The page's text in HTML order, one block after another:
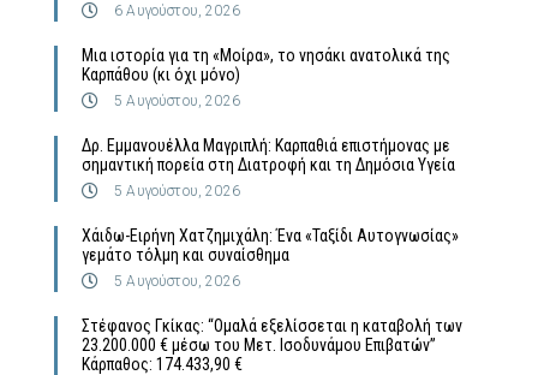
6 Αυγούστου, 2026
Μια ιστορία για τη «Μοίρα», το νησάκι ανατολικά της
Καρπάθου (κι όχι μόνο)
5 Αυγούστου, 2026
Δρ. Εμμανουέλλα Μαγριπλή: Καρπαθιά επιστήμονας με
σημαντική πορεία στη Διατροφή και τη Δημόσια Υγεία
5 Αυγούστου, 2026
Χάιδω-Ειρήνη Χατζημιχάλη: Ένα «Ταξίδι Αυτογνωσίας»
γεμάτο τόλμη και συναίσθημα
5 Αυγούστου, 2026
Στέφανος Γκίκας: “Ομαλά εξελίσσεται η καταβολή των
23.200.000 € μέσω του Μετ. Ισοδυνάμου Επιβατών”
Κάρπαθος: 174.433,90 €